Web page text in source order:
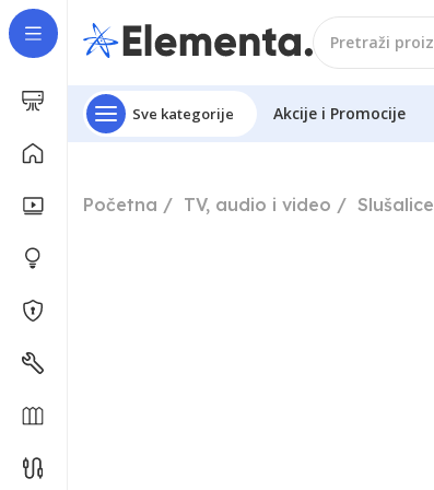
Sve kategorije Akcije i Promocije
Početna TV, audio i video Slušalice